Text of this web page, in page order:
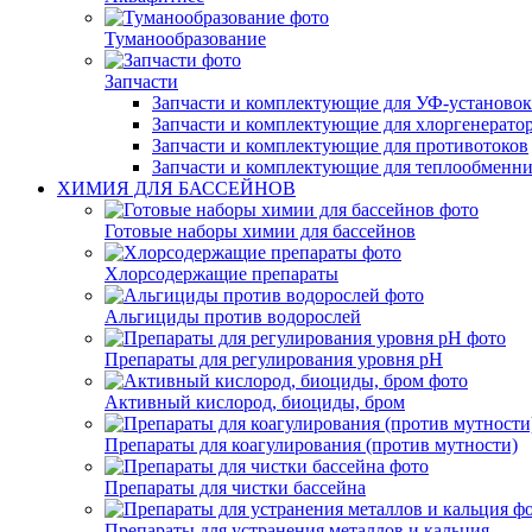
Туманообразование
Запчасти
Запчасти и комплектующие для УФ-установок
Запчасти и комплектующие для
Запчасти и комплектующие для противотоков
Запчасти и комплектующие для
ХИМИЯ ДЛЯ БАССЕЙНОВ
Готовые наборы химии для бассейнов
Хлорсодержащие препараты
Альгициды против водорослей
Препараты для регулирования уровня pH
Активный кислород, биоциды, бром
Препараты для коагулирования (против мутности)
Препараты для чистки бассейна